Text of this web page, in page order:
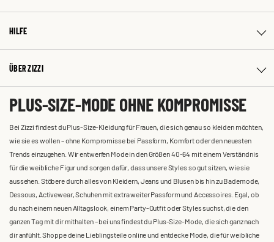
HILFE
ÜBER ZIZZI
PLUS-SIZE-MODE OHNE KOMPROMISSE
Bei Zizzi findest du Plus-Size-Kleidung für Frauen, die sich genau so kleiden möchten,
wie sie es wollen – ohne Kompromisse bei Passform, Komfort oder den neuesten
Trends einzugehen. Wir entwerfen Mode in den Größen 40-64 mit einem Verständnis
für die weibliche Figur und sorgen dafür, dass unsere Styles so gut sitzen, wie sie
aussehen. Stöbere durch alles von Kleidern, Jeans und Blusen bis hin zu Bademode,
Dessous, Activewear, Schuhen mit extra weiter Passform und Accessoires. Egal, ob
du nach einem neuen Alltagslook, einem Party-Outfit oder Styles suchst, die den
ganzen Tag mit dir mithalten – bei uns findest du Plus-Size-Mode, die sich ganz nach
dir anfühlt. Shoppe deine Lieblingsteile online und entdecke Mode, die für weibliche